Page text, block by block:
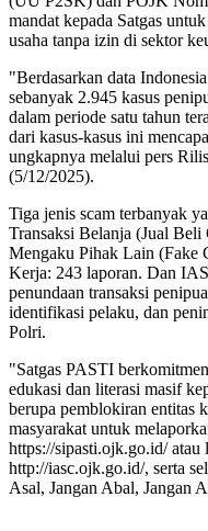
mandat kepada Satgas
usaha tanpa izin di sektor
"Berdasarkan data
sebanyak 2.945 kasus
dalam periode satu tahun
dari kasus-kasus ini
ungkapnya melalui pers
(5/12/2025).
Tiga jenis scam terbanyak
Transaksi Belanja (Jual
Mengaku Pihak Lain (Fake
Kerja: 243 laporan. Dan
penundaan transaksi
identifikasi pelaku, dan
Polri.
"Satgas PASTI
edukasi dan literasi masif
berupa pemblokiran entitas
masyarakat untuk
https://sipasti.ojk.go.id/ atau
http://iasc.ojk.go.id/, serta
Asal, Jangan Abal, Jangan